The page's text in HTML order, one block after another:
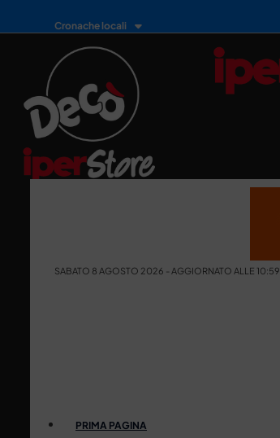
Cronache locali
SABATO 8 AGOSTO 2026 - AGGIORNATO ALLE 10:59
PRIMA PAGINA